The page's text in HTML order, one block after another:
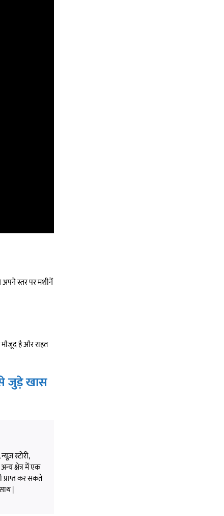
अपने स्तर पर मशीनें
मौजूद है और राहत
से जुड़े खास
स्टोरी,
क्षेत्र में एक
कर सकते
|